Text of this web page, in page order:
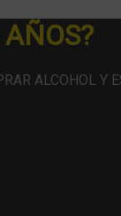
ALCOHOL Y